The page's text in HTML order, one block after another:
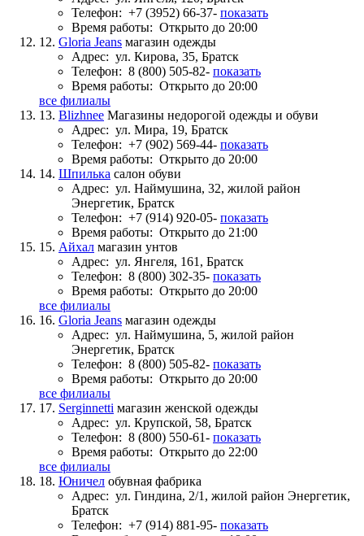
Телефон: +7 (3952) 66-37- показать
Время работы: Открыто до 20:00
12. Gloria Jeans магазин одежды
Адрес: ул. Кирова, 35, Братск
Телефон: 8 (800) 505-82- показать
Время работы: Открыто до 20:00
все филиалы
13. Blizhnee Магазины недорогой одежды и обуви
Адрес: ул. Мира, 19, Братск
Телефон: +7 (902) 569-44- показать
Время работы: Открыто до 20:00
14. Шпилька салон обуви
Адрес: ул. Наймушина, 32, жилой район
Энергетик, Братск
Телефон: +7 (914) 920-05- показать
Время работы: Открыто до 21:00
15. Айхал магазин унтов
Адрес: ул. Янгеля, 161, Братск
Телефон: 8 (800) 302-35- показать
Время работы: Открыто до 20:00
все филиалы
16. Gloria Jeans магазин одежды
Адрес: ул. Наймушина, 5, жилой район
Энергетик, Братск
Телефон: 8 (800) 505-82- показать
Время работы: Открыто до 20:00
все филиалы
17. Serginnetti магазин женской одежды
Адрес: ул. Крупской, 58, Братск
Телефон: 8 (800) 550-61- показать
Время работы: Открыто до 22:00
все филиалы
18. Юничел обувная фабрика
Адрес: ул. Гиндина, 2/1, жилой район Энергетик,
Братск
Телефон: +7 (914) 881-95- показать